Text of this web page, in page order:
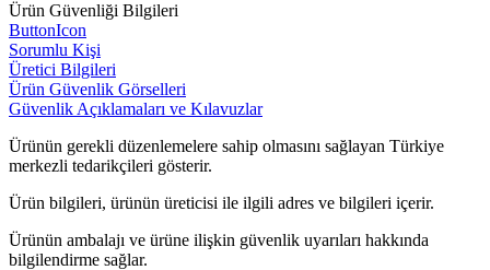
Ürün Güvenliği Bilgileri
ButtonIcon
Sorumlu Kişi
Üretici Bilgileri
Ürün Güvenlik Görselleri
Güvenlik Açıklamaları ve Kılavuzlar
Ürünün gerekli düzenlemelere sahip olmasını sağlayan Türkiye
merkezli tedarikçileri gösterir.
Ürün bilgileri, ürünün üreticisi ile ilgili adres ve bilgileri içerir.
Ürünün ambalajı ve ürüne ilişkin güvenlik uyarıları hakkında
bilgilendirme sağlar.